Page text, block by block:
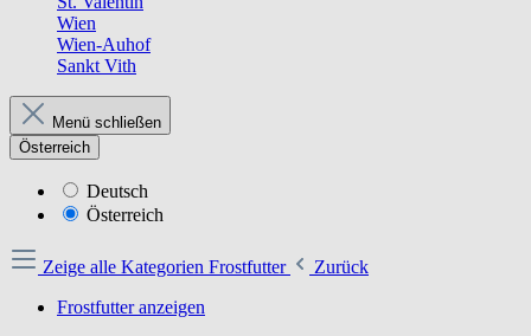
Wien
Wien-Auhof
Sankt Vith
Menü schließen
Österreich
Deutsch
Österreich
Zeige alle Kategorien Frostfutter
Zurück
Frostfutter anzeigen